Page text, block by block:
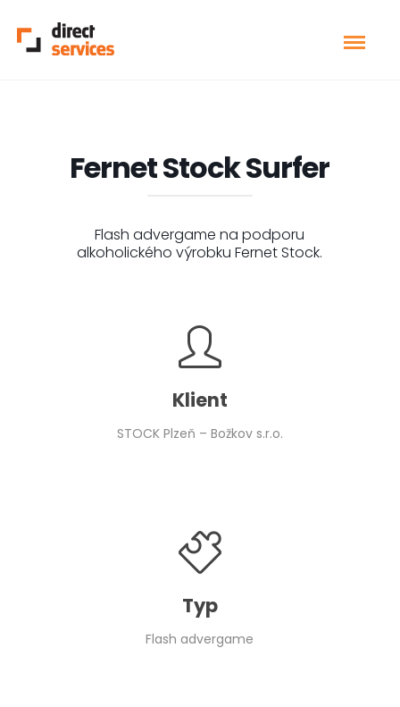
Fernet Stock Surfer
Flash advergame na podporu
alkoholického výrobku Fernet Stock.
Klient
STOCK Plzeň – Božkov s.r.o.
Typ
Flash advergame